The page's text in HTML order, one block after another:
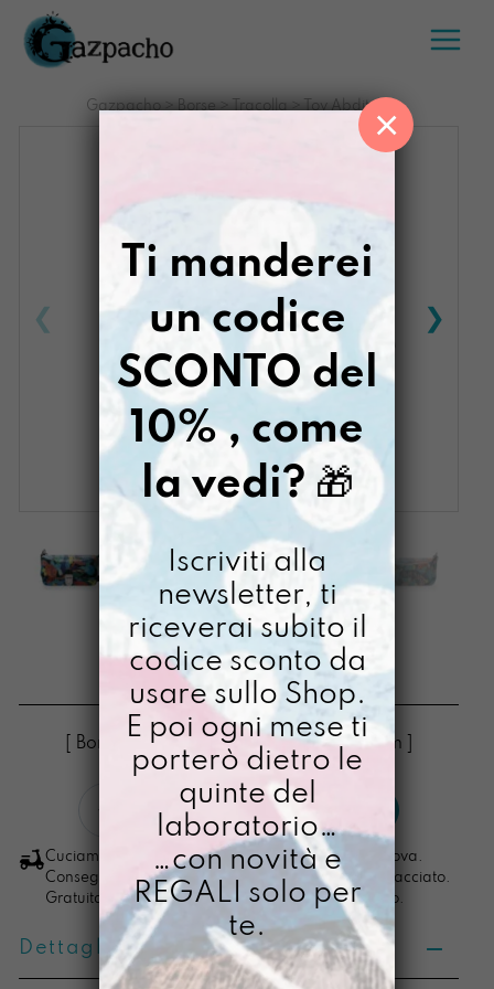
Salta
contenuto
Gazpacho > Borse > Tracolla > Toy Abditory
TOY ABDITORY
€ 58,00
[ Borse Borsa a tracolla: 10 x 17,5 x 6,5cm ]
quantità
LO VOGLIO
Cuciamo ogni ordine nel nostro laboratorio di Padova.
Consegna in 4/5 giorni lavorativi, pacco sempre tracciato.
Gratuita per ordini di importo superiore ai 100 euro.
Dettagli prodotto
Ti manderei
un codice
SCONTO del
10% , come
la vedi? 🎁
Iscriviti alla
newsletter, ti
riceverai subito il
codice sconto da
usare sullo Shop.
E poi ogni mese ti
porterò dietro le
quinte del
laboratorio…
…con novità e
REGALI solo per
te.
×